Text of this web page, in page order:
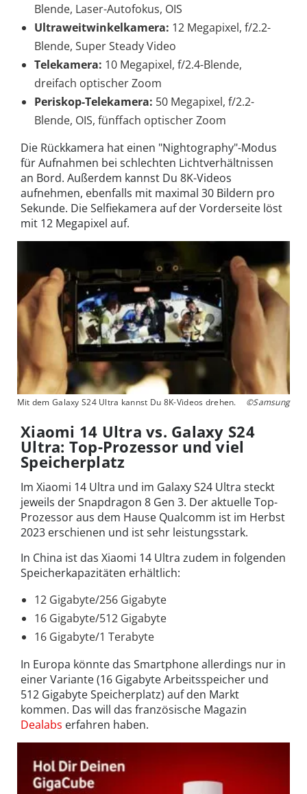
Blende, Laser-Autofokus, OIS
Ultraweitwinkelkamera: 12 Megapixel, f/2.2-
Blende, Super Steady Video
Telekamera: 10 Megapixel, f/2.4-Blende,
dreifach optischer Zoom
Periskop-Telekamera: 50 Megapixel, f/2.2-
Blende, OIS, fünffach optischer Zoom
Die Rückkamera hat einen "Nightography"-Modus
für Aufnahmen bei schlechten Lichtverhältnissen
an Bord. Außerdem kannst Du 8K-Videos
aufnehmen, ebenfalls mit maximal 30 Bildern pro
Sekunde. Die Selfiekamera auf der Vorderseite löst
mit 12 Megapixel auf.
Mit dem Galaxy S24 Ultra kannst Du 8K-Videos drehen. ©Samsung
Xiaomi 14 Ultra vs. Galaxy S24
Ultra: Top-Prozessor und viel
Speicherplatz
Im Xiaomi 14 Ultra und im Galaxy S24 Ultra steckt
jeweils der Snapdragon 8 Gen 3. Der aktuelle Top-
Prozessor aus dem Hause Qualcomm ist im Herbst
2023 erschienen und ist sehr leistungsstark.
In China ist das Xiaomi 14 Ultra zudem in folgenden
Speicherkapazitäten erhältlich:
12 Gigabyte/256 Gigabyte
16 Gigabyte/512 Gigabyte
16 Gigabyte/1 Terabyte
In Europa könnte das Smartphone allerdings nur in
einer Variante (16 Gigabyte Arbeitsspeicher und
512 Gigabyte Speicherplatz) auf den Markt
kommen. Das will das französische Magazin
Dealabs erfahren haben.